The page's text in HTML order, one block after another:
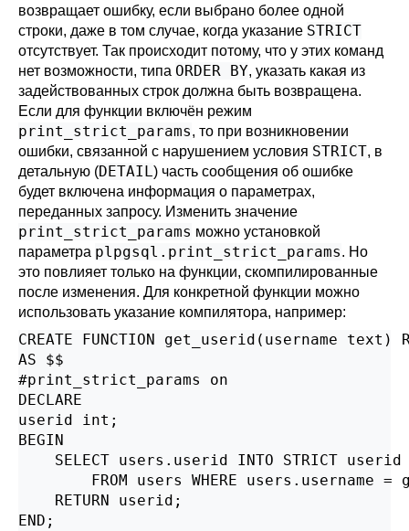
возвращает ошибку, если выбрано более одной
строки, даже в том случае, когда указание STRICT
отсутствует. Так происходит потому, что у этих команд
нет возможности, типа ORDER BY, указать какая из
задействованных строк должна быть возвращена.
Если для функции включён режим
print_strict_params, то при возникновении
ошибки, связанной с нарушением условия STRICT, в
детальную (DETAIL) часть сообщения об ошибке
будет включена информация о параметрах,
переданных запросу. Изменить значение
print_strict_params можно установкой
параметра plpgsql.print_strict_params. Но
это повлияет только на функции, скомпилированные
после изменения. Для конкретной функции можно
использовать указание компилятора, например:
CREATE FUNCTION get_userid(username text)
AS $$
#print_strict_params on
DECLARE
userid int;
BEGIN
    SELECT users.userid INTO STRICT userid
FROM users WHERE users.username =
    RETURN userid;
END;